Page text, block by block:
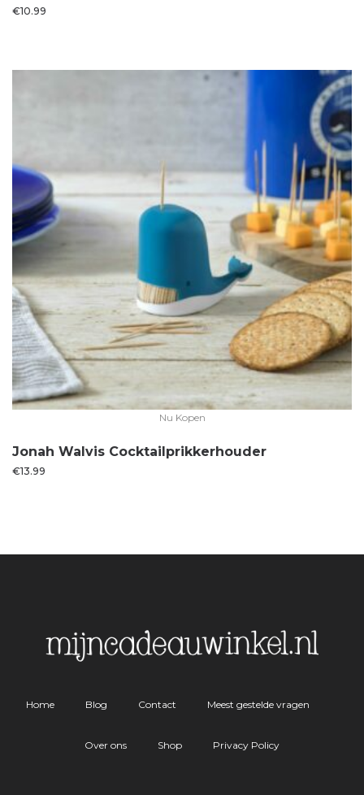
€10.99
Nu Kopen
Jonah Walvis Cocktailprikkerhouder
€13.99
Home Blog Contact Meest gestelde vragen
Over ons Shop Privacy Policy